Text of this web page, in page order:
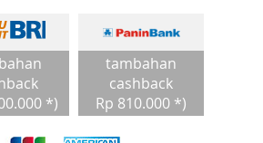
*)
tambahan
cashback
Rp 810.000 *)